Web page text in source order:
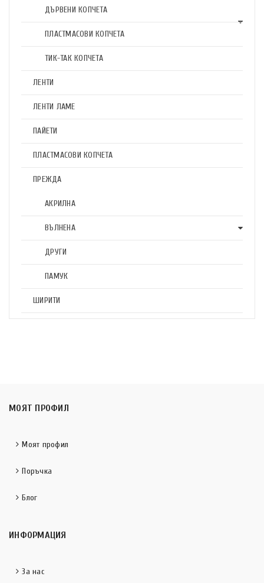
ДЪРВЕНИ КОПЧЕТА
ПЛАСТМАСОВИ КОПЧЕТА
ТИК-ТАК КОПЧЕТА
ЛЕНТИ
ЛЕНТИ ЛАМЕ
ПАЙЕТИ
ПЛАСТМАСОВИ КОПЧЕТА
ПРЕЖДА
АКРИЛНА
ВЪЛНЕНА
ДРУГИ
ПАМУК
ШИРИТИ
МОЯТ ПРОФИЛ
Моят профил
Поръчка
Блог
ИНФОРМАЦИЯ
За нас